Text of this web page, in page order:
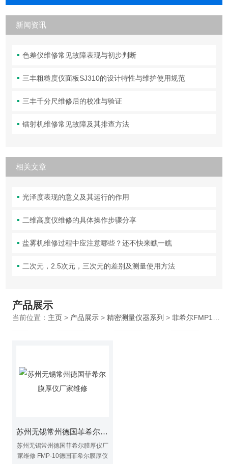
新闻资讯
色差仪维修常见故障表现与初步判断
三丰粗糙度仪面板SJ310的设计特性与维护使用规范
三丰千分尺维修后的校准与验证
镭射机维修常见故障及其排查方法
相关文章
光泽度表现的意义及其运行的作用
二维高度仪维修的具体操作步骤分享
盐雾机维修过程中应注意哪些？还不快来瞧一瞧
二次元，2.5次元，三次元的差别及测量使用方法
产品展示
当前位置： 主页> 产品展示> 精密测量仪器系列 > 菲希尔FMP10涂层测厚仪维修
苏州无锡常州德国菲希尔膜厚仪厂家维修
苏州无锡常州德国菲希尔膜厚仪厂
家维修 FMP-10德国菲希尔膜厚仪